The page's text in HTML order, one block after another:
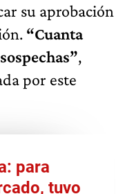
su aprobación
“Cuanta
,
por este
para
tuvo